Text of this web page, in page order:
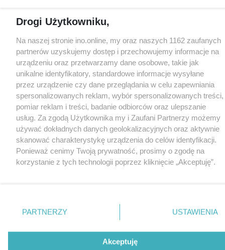
Drogi Użytkowniku,
Na naszej stronie ino.online, my oraz naszych 1162 zaufanych
partnerów uzyskujemy dostęp i przechowujemy informacje na
urządzeniu oraz przetwarzamy dane osobowe, takie jak
unikalne identyfikatory, standardowe informacje wysyłane
przez urządzenie czy dane przeglądania w celu zapewniania
spersonalizowanych reklam, wybór spersonalizowanych treści,
pomiar reklam i treści, badanie odbiorców oraz ulepszanie
usług. Za zgodą Użytkownika my i Zaufani Partnerzy możemy
używać dokładnych danych geolokalizacyjnych oraz aktywnie
skanować charakterystykę urządzenia do celów identyfikacji.
Ponieważ cenimy Twoją prywatność, prosimy o zgodę na
korzystanie z tych technologii poprzez kliknięcie „Akceptuję”.
nie wymagają zgody użytkownika, ale masz prawo sprzeciwić
się takiemu przetwarzaniu. Preferencje będą miały
Zapoznaj się z poniższymi informacjami, abyś mógł świadomie
PARTNERZY USTAWIENIA
Akceptuję